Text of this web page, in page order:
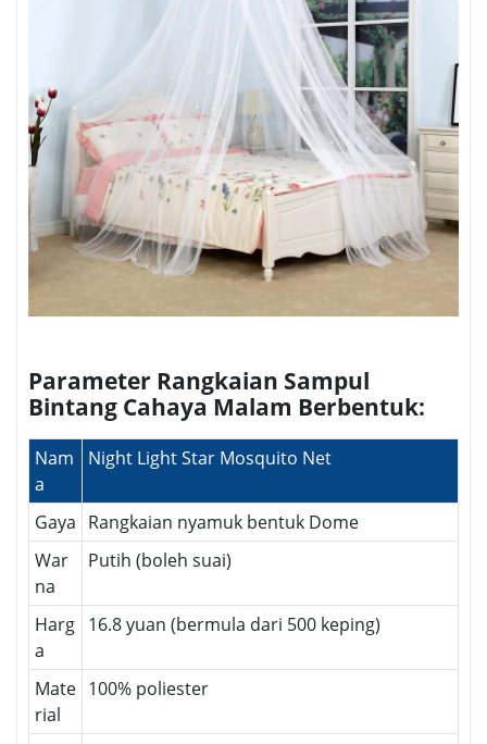
Parameter Rangkaian Sampul
Bintang Cahaya Malam Berbentuk:
Nam
a
Night Light Star Mosquito Net
Gaya Rangkaian nyamuk bentuk Dome
War
na
Putih (boleh suai)
Harg
a
16.8 yuan (bermula dari 500 keping)
Mate
rial
100% poliester